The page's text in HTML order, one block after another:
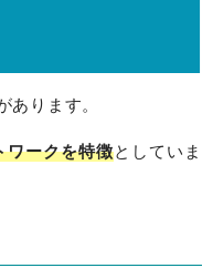
ります。
ワークを特徴としていま